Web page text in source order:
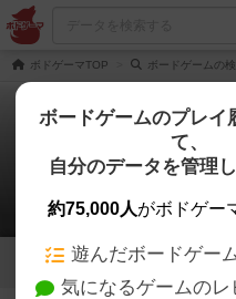
ボドゲーマTOP ボードゲームの
サー
0件の
1
ボードゲームのプレイ
て、
自分のデータを管理
約75,000人がボドゲー
遊んだボードゲー
気になるゲームのレ